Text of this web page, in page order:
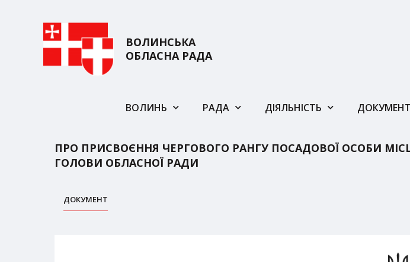
ВОЛИНСЬКА
ОБЛАСНА РАДА
ВОЛИНЬ РАДА ДІЯЛЬНІСТЬ
ПРО ПРИСВОЄННЯ ЧЕРГОВОГО РАНГУ ПОСАДОВОЇ ОСОБИ
ГОЛОВИ ОБЛАСНОЇ РАДИ
ДОКУМЕНТ